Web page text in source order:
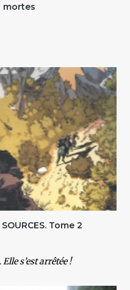
mortes
Tome 2
s’est arrêtée !